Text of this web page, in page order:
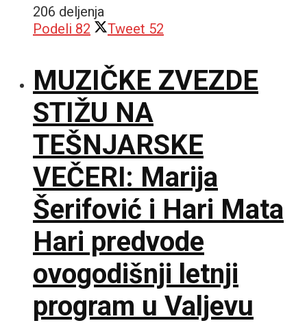
206 deljenja
Podeli 82 Tweet 52
MUZIČKE ZVEZDE
STIŽU NA
TEŠNJARSKE
VEČERI: Marija
Šerifović i Hari Mata
Hari predvode
ovogodišnji letnji
program u Valjevu